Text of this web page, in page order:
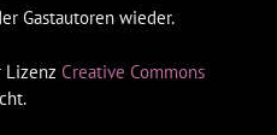
Gastautoren wieder.
Lizenz Creative Commons